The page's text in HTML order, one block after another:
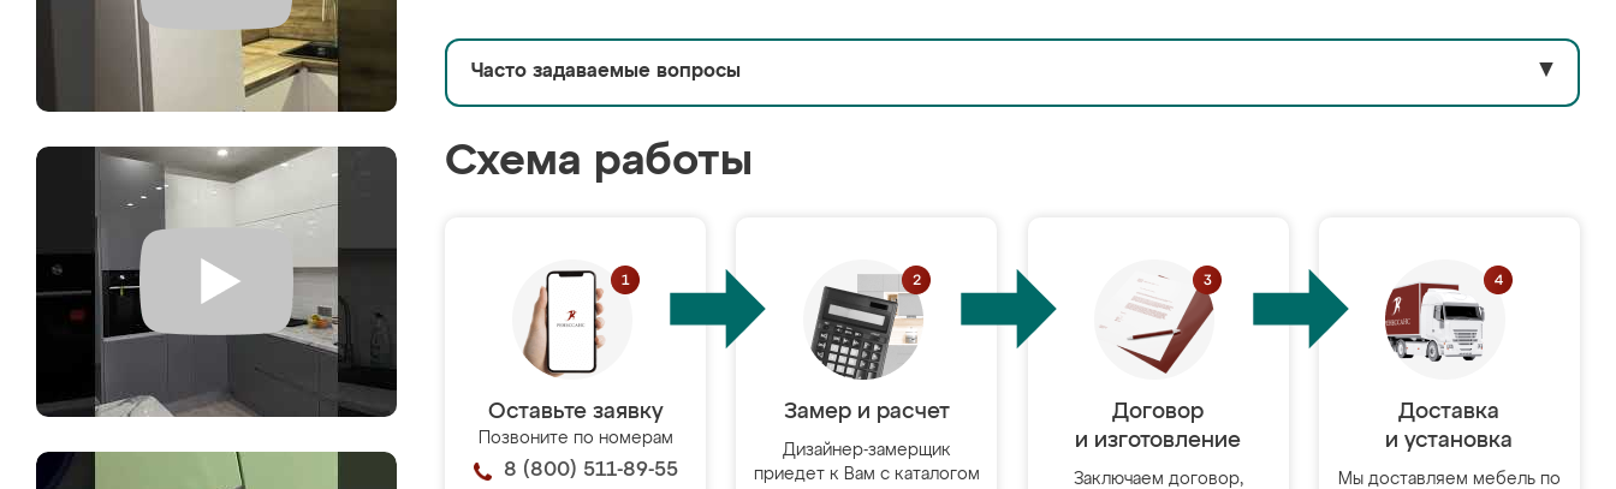
Часто задаваемые вопросы ▼
Схема работы
Оставьте заявку
Позвоните по номерам
8 (800) 511-89-55
Замер и расчет
Дизайнер-замерщик
приедет к Вам с каталогом
Договор
и изготовление
Заключаем договор,
Доставка
и установка
Мы доставляем мебель по